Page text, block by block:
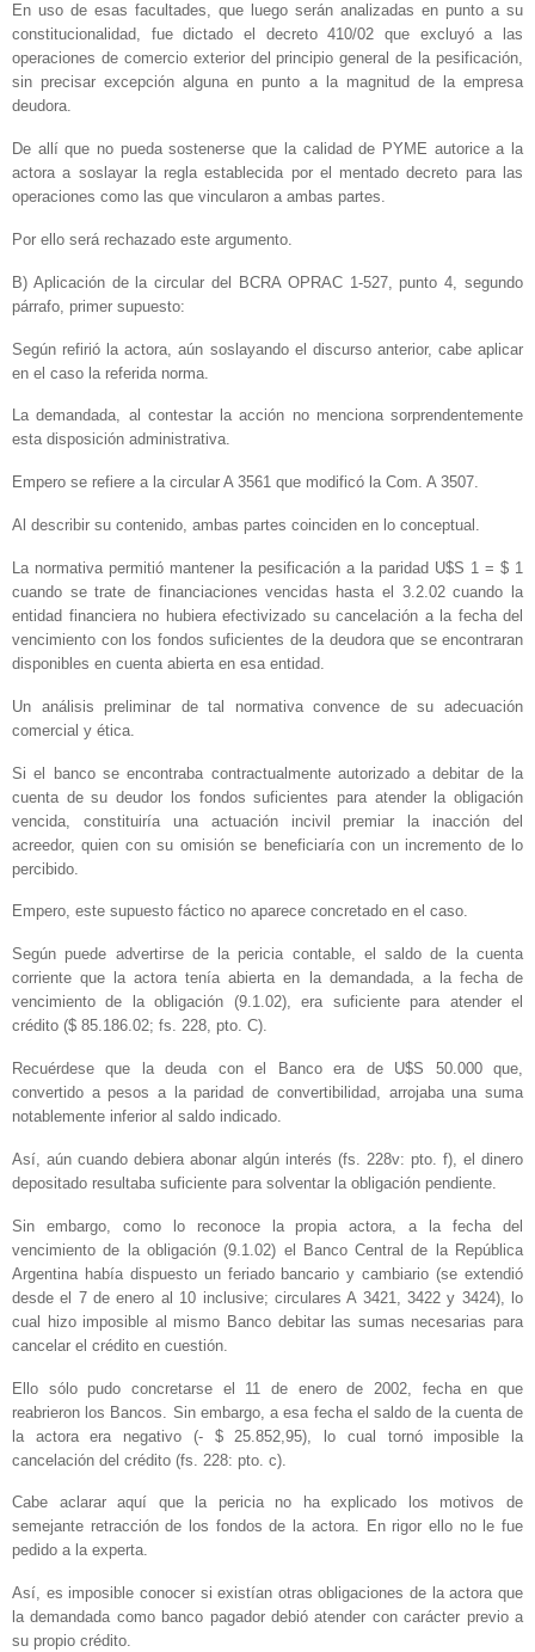
En uso de esas facultades, que luego serán analizadas en punto a su
constitucionalidad, fue dictado el decreto 410/02 que excluyó a las
operaciones de comercio exterior del principio general de la pesificación,
sin precisar excepción alguna en punto a la magnitud de la empresa
deudora.
De allí que no pueda sostenerse que la calidad de PYME autorice a la
actora a soslayar la regla establecida por el mentado decreto para las
operaciones como las que vincularon a ambas partes.
Por ello será rechazado este argumento.
B) Aplicación de la circular del BCRA OPRAC 1-527, punto 4, segundo
párrafo, primer supuesto:
Según refirió la actora, aún soslayando el discurso anterior, cabe aplicar
en el caso la referida norma.
La demandada, al contestar la acción no menciona sorprendentemente
esta disposición administrativa.
Empero se refiere a la circular A 3561 que modificó la Com. A 3507.
Al describir su contenido, ambas partes coinciden en lo conceptual.
La normativa permitió mantener la pesificación a la paridad U$S 1 = $ 1
cuando se trate de financiaciones vencidas hasta el 3.2.02 cuando la
entidad financiera no hubiera efectivizado su cancelación a la fecha del
vencimiento con los fondos suficientes de la deudora que se encontraran
disponibles en cuenta abierta en esa entidad.
Un análisis preliminar de tal normativa convence de su adecuación
comercial y ética.
Si el banco se encontraba contractualmente autorizado a debitar de la
cuenta de su deudor los fondos suficientes para atender la obligación
vencida, constituiría una actuación incivil premiar la inacción del
acreedor, quien con su omisión se beneficiaría con un incremento de lo
percibido.
Empero, este supuesto fáctico no aparece concretado en el caso.
Según puede advertirse de la pericia contable, el saldo de la cuenta
corriente que la actora tenía abierta en la demandada, a la fecha de
vencimiento de la obligación (9.1.02), era suficiente para atender el
crédito ($ 85.186.02; fs. 228, pto. C).
Recuérdese que la deuda con el Banco era de U$S 50.000 que,
convertido a pesos a la paridad de convertibilidad, arrojaba una suma
notablemente inferior al saldo indicado.
Así, aún cuando debiera abonar algún interés (fs. 228v: pto. f), el dinero
depositado resultaba suficiente para solventar la obligación pendiente.
Sin embargo, como lo reconoce la propia actora, a la fecha del
vencimiento de la obligación (9.1.02) el Banco Central de la República
Argentina había dispuesto un feriado bancario y cambiario (se extendió
desde el 7 de enero al 10 inclusive; circulares A 3421, 3422 y 3424), lo
cual hizo imposible al mismo Banco debitar las sumas necesarias para
cancelar el crédito en cuestión.
Ello sólo pudo concretarse el 11 de enero de 2002, fecha en que
reabrieron los Bancos. Sin embargo, a esa fecha el saldo de la cuenta de
la actora era negativo (- $ 25.852,95), lo cual tornó imposible la
cancelación del crédito (fs. 228: pto. c).
Cabe aclarar aquí que la pericia no ha explicado los motivos de
semejante retracción de los fondos de la actora. En rigor ello no le fue
pedido a la experta.
Así, es imposible conocer si existían otras obligaciones de la actora que
la demandada como banco pagador debió atender con carácter previo a
su propio crédito.